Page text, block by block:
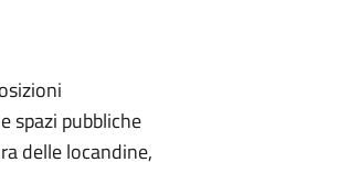
spazi pubbliche
delle locandine,